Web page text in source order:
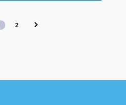
2